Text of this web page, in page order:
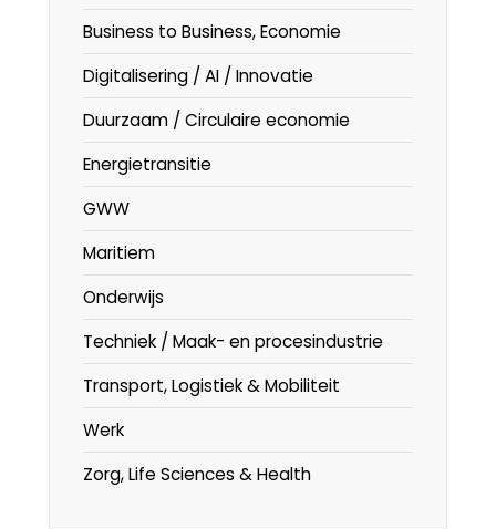
Business to Business, Economie
Digitalisering / AI / Innovatie
Duurzaam / Circulaire economie
Energietransitie
GWW
Maritiem
Onderwijs
Techniek / Maak- en procesindustrie
Transport, Logistiek & Mobiliteit
Werk
Zorg, Life Sciences & Health